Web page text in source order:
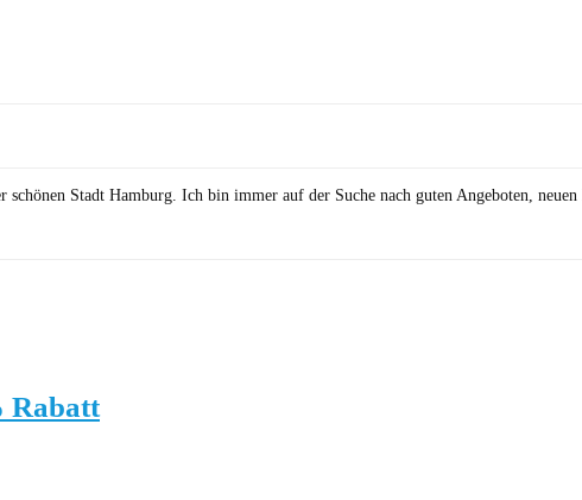
Stadt Hamburg. Ich bin immer auf der Suche nach guten Angeboten,
Rabatt